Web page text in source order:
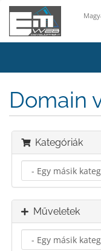
Domain
Kategóriák
Műveletek